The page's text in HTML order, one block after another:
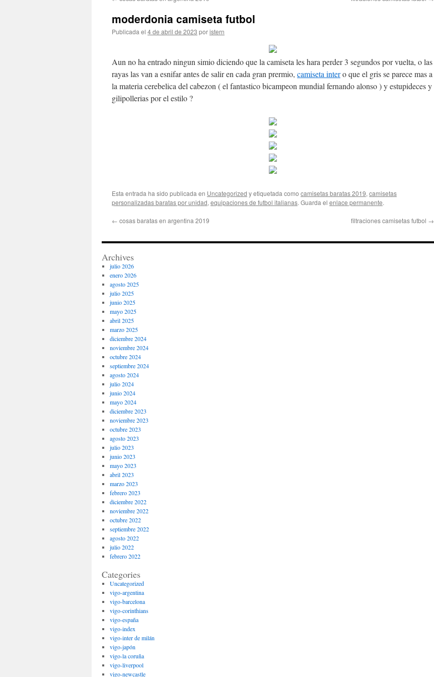
contenido
moderdonia camiseta futbol
Publicada el 4 de abril de 2023 poristern
Aun no ha entrado ningun simio diciendo que la camiseta les hara perder 3 segundos por vuelta, o las
rayas las van a esnifar antes de salir en cada gran prermio, camiseta intero que el gris se parece mas a
la materia cerebelica del cabezon ( el fantastico bicampeon mundial fernando alonso ) y estupideces y
gilipollerias por el estilo ?
Esta entrada ha sido publicada en Uncategorized y etiquetada como camisetas baratas 2019, camisetas
personalizadas baratas por unidad, equipaciones de futbol italianas. Guarda el enlace permanente.
← cosas baratas en argentina 2019 filtraciones camisetas futbol →
Archives
julio 2026
enero 2026
agosto 2025
julio 2025
junio 2025
mayo 2025
abril 2025
marzo 2025
diciembre 2024
noviembre 2024
octubre 2024
septiembre 2024
agosto 2024
julio 2024
junio 2024
mayo 2024
diciembre 2023
noviembre 2023
octubre 2023
agosto 2023
julio 2023
junio 2023
mayo 2023
abril 2023
marzo 2023
febrero 2023
diciembre 2022
noviembre 2022
octubre 2022
septiembre 2022
agosto 2022
julio 2022
febrero 2022
Categories
Uncategorized
vigo-argentina
vigo-barcelona
vigo-corinthians
vigo-españa
vigo-index
vigo-inter de milán
vigo-japón
vigo-la coruña
vigo-liverpool
vigo-newcastle